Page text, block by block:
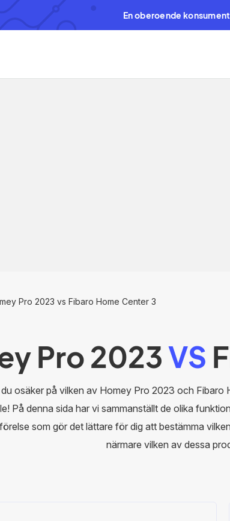
En oberoende
Pro 2023 vs Fibaro Home Center 3
Pro 2023VS
osäker på vilken av Homey Pro 2023 och Fibaro
På denna sida har vi sammanställt de olika
som gör det lättare för dig att bestämma
närmare vilken av dessa